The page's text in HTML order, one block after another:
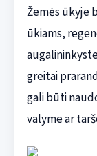
Žemės ūkyje
ūkiams,
greitai
gali būti
valyme ar